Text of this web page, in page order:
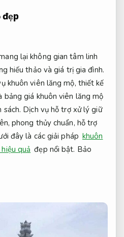
đẹp
lại không gian tâm linh
hiếu thảo và giá trị gia đình.
khuôn viên lăng mộ, thiết kế
bảng giá khuôn viên lăng mộ
sách. Dịch vụ hỗ trợ xử lý giữ
phong thủy chuẩn, hỗ trợ
đây là các giải pháp khuôn
quả đẹp nổi bật. Bảo